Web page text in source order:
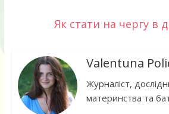
Як стати на чергу в
Valentuna
Журналіст,
материнства та